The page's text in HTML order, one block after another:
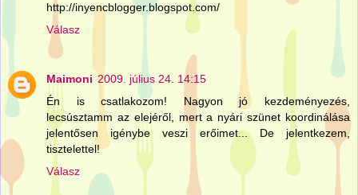
http://inyencblogger.blogspot.com/
Válasz
Maimoni 2009. július 24. 14:15
Én is csatlakozom! Nagyon jó kezdeményezés,
lecsúsztamm az elejéről, mert a nyári szünet koordinálása
jelentősen igénybe veszi erőimet... De jelentkezem,
tisztelettel!
Válasz